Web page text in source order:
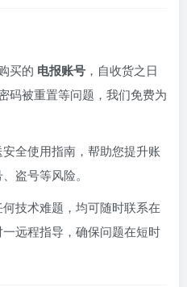
买的 电报账号 ，自收货之日
码被重置等问题，我们免费为
安全使用指南，帮助您提升账
盗号等风险。
技术难题，均可随时联系在
远程指导，确保问题在短时